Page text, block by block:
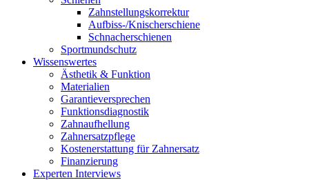
Zahnstellungskorrektur
Aufbiss-/Knischerschiene
Schnacherschienen
Sportmundschutz
Wissenswertes
Ästhetik & Funktion
Materialien
Garantieversprechen
Funktionsdiagnostik
Zahnaufhellung
Zahnersatzpflege
Kostenerstattung für Zahnersatz
Finanzierung
Experten Interviews